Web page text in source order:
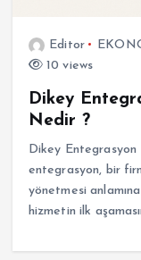
Editor
10 views
Dikey
Nedir ?
Dikey
entegrasyon, bir
yönetmesi
hizmetin ilk